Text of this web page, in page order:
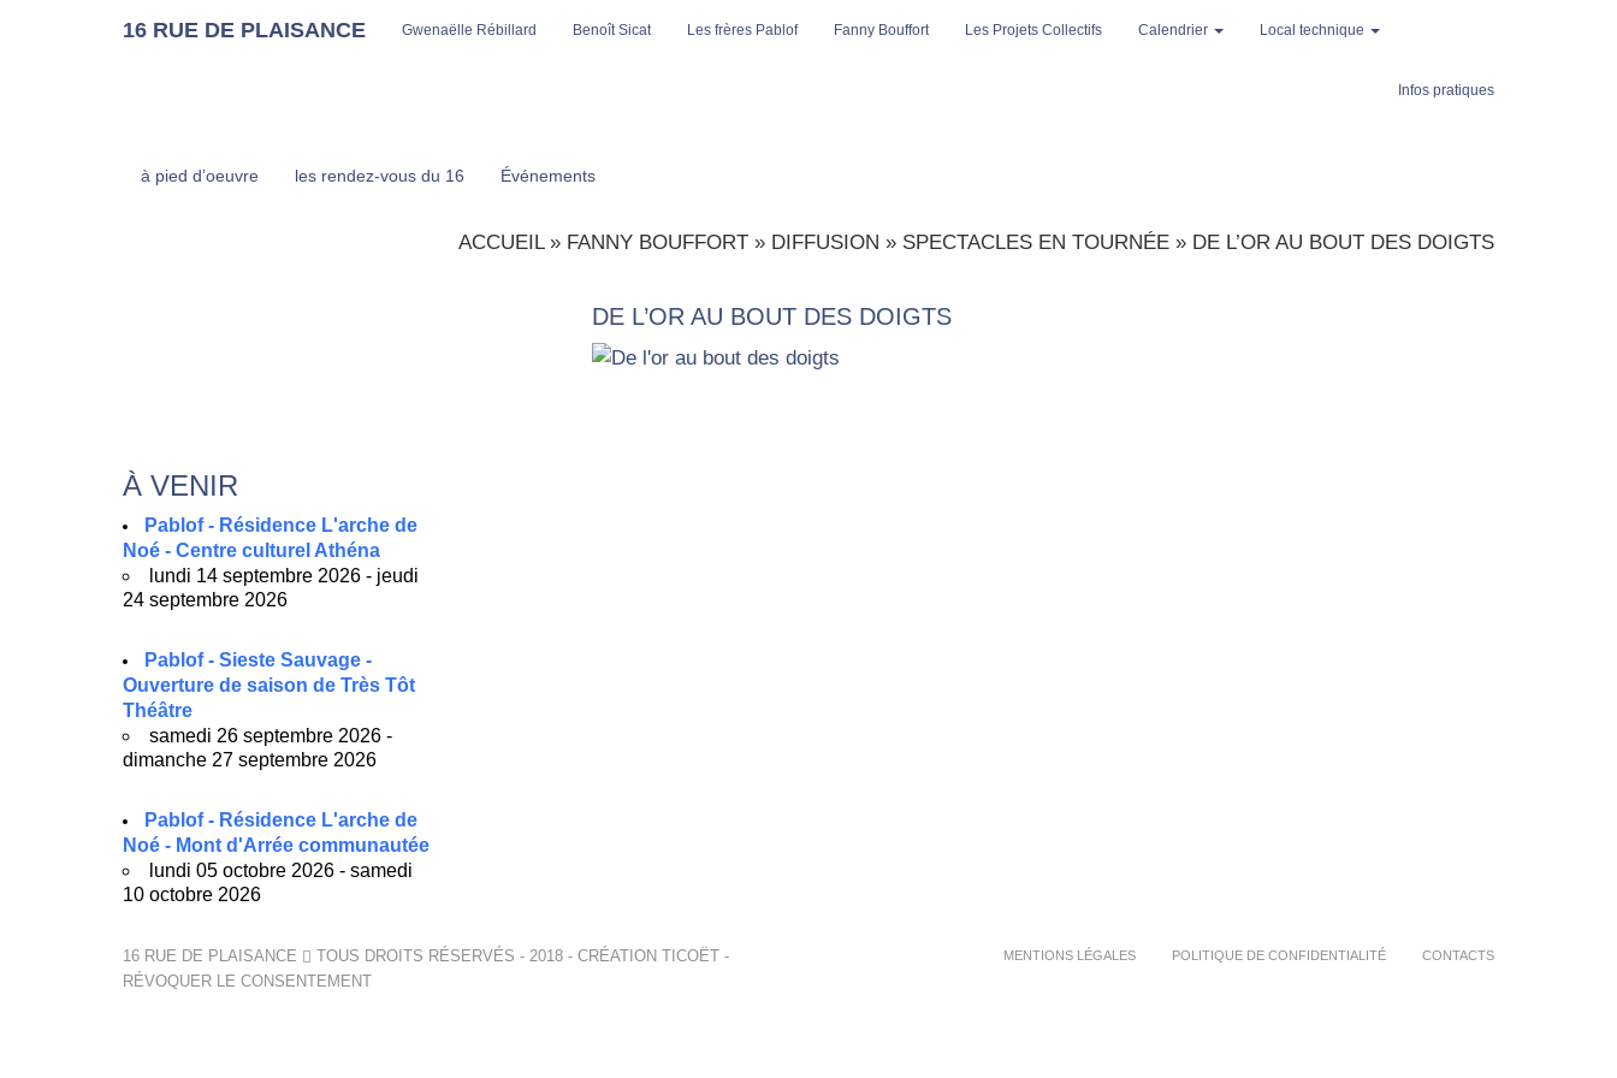
16 RUE DE PLAISANCE Gwenaëlle Rébillard Benoît Sicat Les frères Pablof Fanny Bouffort Les Projets Collectifs Calendrier Local technique
Infos pratiques
à pied d’oeuvre les rendez-vous du 16 Événements
ACCUEIL» FANNY BOUFFORT » DIFFUSION » SPECTACLES EN TOURNÉE » DE L’OR AU BOUT DES DOIGTS
DE L’OR AU BOUT DES DOIGTS
À VENIR
Pablof - Résidence L'arche de
Noé - Centre culturel Athéna
lundi 14 septembre 2026 - jeudi
24 septembre 2026
Pablof - Sieste Sauvage -
Ouverture de saison de Très Tôt
Théâtre
samedi 26 septembre 2026 -
dimanche 27 septembre 2026
Pablof - Résidence L'arche de
Noé - Mont d'Arrée communautée
lundi 05 octobre 2026 - samedi
10 octobre 2026
16 RUE DE PLAISANCE TOUS DROITS RÉSERVÉS - 2018 - CRÉATION TICOËT -
RÉVOQUER LE CONSENTEMENT
MENTIONS LÉGALES POLITIQUE DE CONFIDENTIALITÉ CONTACTS